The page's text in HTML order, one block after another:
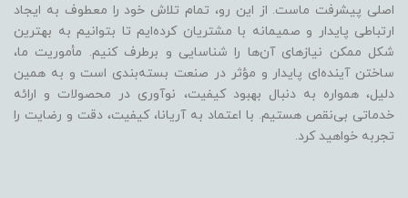
اصلی پیشرفت ماست. از این رو، تمام تلاش خود را معطوف به ایجاد
ارتباطی پایدار و صمیمانه با مشتریان کرده‌ایم تا بتوانیم به بهترین
شکل ممکن نیازهای آن‌ها را شناسایی و برطرف کنیم. مأموریت ما،
ساختن آینده‌ای پایدار و مؤثر در صنعت بسته‌بندی است و به همین
دلیل، همواره به دنبال بهبود کیفیت، نوآوری در محصولات و ارائه
خدماتی بی‌نقص هستیم. با اعتماد به آریانا، کیفیت، دقت و رضایت را
تجربه خواهید کرد.